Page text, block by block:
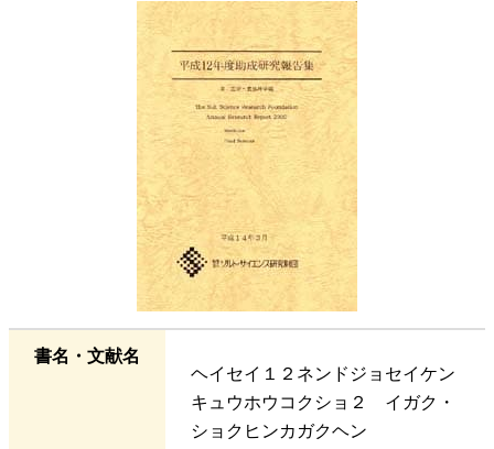
書名・文献名
ヘイセイ１２ネンドジョセイケン
キュウホウコクショ２ イガク・
ショクヒンカガクヘン